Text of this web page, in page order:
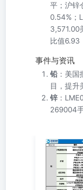
平；沪锌
0.54%；
3,571.00
比值6.93
事件与资讯
铅 ：美
目，提升
锌：
269004